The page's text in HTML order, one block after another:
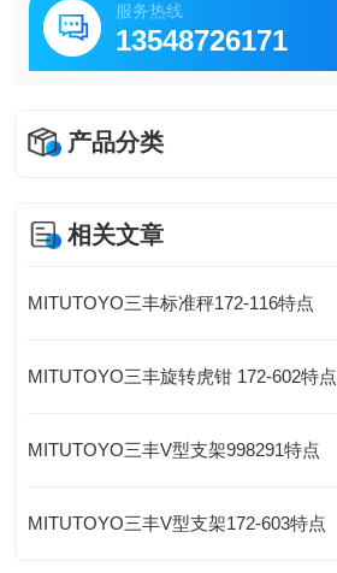
服务热线
13548726171
产品分类
相关文章
MITUTOYO三丰标准秤172-116特点
MITUTOYO三丰旋转虎钳 172-602特点
MITUTOYO三丰V型支架998291特点
MITUTOYO三丰V型支架172-603特点